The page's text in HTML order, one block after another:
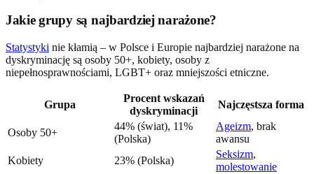
Jakie grupy są najbardziej narażone?
Statystyki nie kłamią – w Polsce i Europie najbardziej narażone na
dyskryminację są osoby 50+, kobiety, osoby z
niepełnosprawnościami, LGBT+ oraz mniejszości etniczne.
Grupa
Procent wskazań
dyskryminacji
Najczęstsza forma
Osoby 50+
44% (świat), 11%
(Polska)
Ageizm, brak
awansu
Kobiety
23% (Polska)
Seksizm,
molestowanie